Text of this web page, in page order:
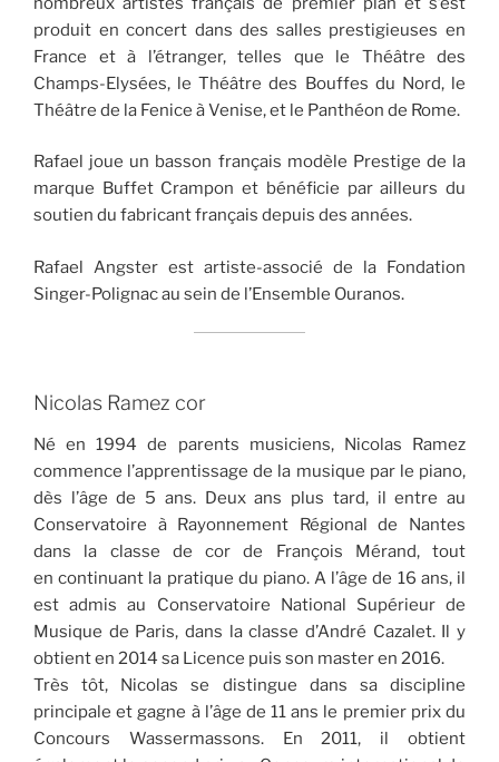
produit en concert dans des salles prestigieuses en
France et à l’étranger, telles que le Théâtre des
Champs-Elysées, le Théâtre des Bouffes du Nord, le
Théâtre de la Fenice à Venise, et le Panthéon de Rome.
Rafael joue un basson français modèle Prestige de la
marque Buffet Crampon et bénéficie par ailleurs du
soutien du fabricant français depuis des années.
Rafael Angster est artiste-associé de la Fondation
Singer-Polignac au sein de l’Ensemble Ouranos.
Nicolas Ramez cor
Né en 1994 de parents musiciens, Nicolas Ramez
commence l’apprentissage de la musique par le piano,
dès l’âge de 5 ans. Deux ans plus tard, il entre au
Conservatoire à Rayonnement Régional de Nantes
dans la classe de cor de François Mérand, tout
en continuant la pratique du piano. A l’âge de 16 ans, il
est admis au Conservatoire National Supérieur de
Musique de Paris, dans la classe d’André Cazalet. Il y
obtient en 2014 sa Licence puis son master en 2016.
Très tôt, Nicolas se distingue dans sa discipline
principale et gagne à l’âge de 11 ans le premier prix du
Concours Wassermassons. En 2011, il obtient